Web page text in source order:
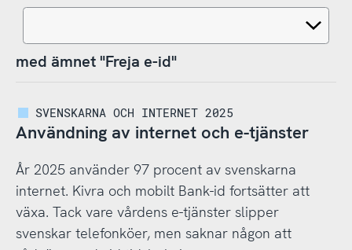
med ämnet "Freja e-id"
SVENSKARNA OCH INTERNET 2025
Användning av internet och e-tjänster
År 2025 använder 97 procent av svenskarna
internet. Kivra och mobilt Bank-id fortsätter att
växa. Tack vare vårdens e-tjänster slipper
svenskar telefonköer, men saknar någon att